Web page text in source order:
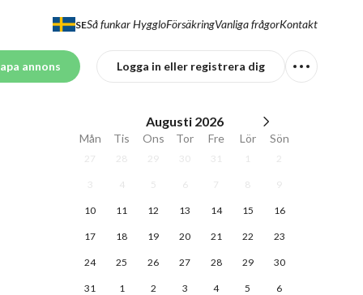
SESå funkar HyggloFörsäkringVanliga frågorKontakt
annons Logga in eller registrera dig
Augusti 2026
Mån Tis Ons Tor Fre Lör Sön
27 28 29 30 31 1 2
3 4 5 6 7 8 9
10 11 12 13 14 15 16
17 18 19 20 21 22 23
24 25 26 27 28 29 30
31 1 2 3 4 5 6